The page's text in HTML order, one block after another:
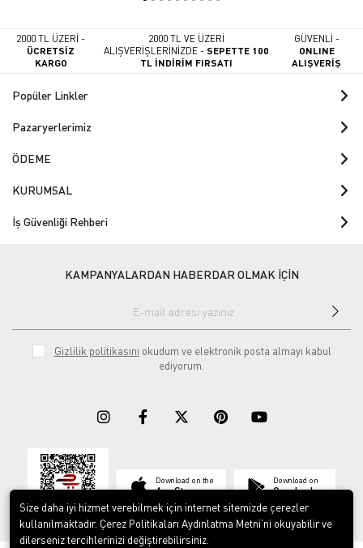
2000 TL ÜZERİ -
ÜCRETSİZ
KARGO
2000 TL VE ÜZERİ
ALIŞVERİŞLERİNİZDE -SEPETTE 100
TL İNDİRİM FIRSATI
GÜVENLİ -
ONLINE
ALIŞVERİŞ
Popüler Linkler
Pazaryerlerimiz
ÖDEME
KURUMSAL
İş Güvenliği Rehberi
KAMPANYALARDAN HABERDAR OLMAK İÇİN
Gizlilik politikasını okudum ve elektronik posta almayı kabul
ediyorum.
Download on the
App Store
Download on
Google play
Size daha iyi hizmet verebilmek için internet sitemizde çerezler
kullanılmaktadır. Çerez Politikaları Aydınlatma Metni’ni okuyabilir ve
dilerseniz tercihlerinizi değiştirebilirsiniz.